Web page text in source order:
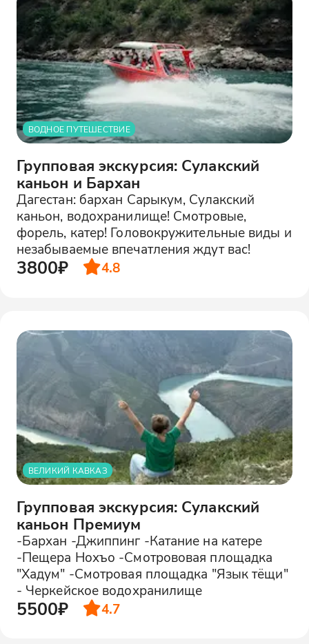
ВОДНОЕ ПУТЕШЕСТВИЕ
Групповая экскурсия: Сулакский
каньон и Бархан
Дагестан: бархан Сарыкум, Сулакский
каньон, водохранилище! Смотровые,
форель, катер! Головокружительные виды и
незабываемые впечатления ждут вас!
3800₽ 4.8
ВЕЛИКИЙ КАВКАЗ
Групповая экскурсия: Сулакский
каньон Премиум
-Бархан -Джиппинг -Катание на катере
-Пещера Нохъо -Смотрововая площадка
"Хадум" -Смотровая площадка "Язык тёщи"
- Черкейское водохранилище
5500₽ 4.7